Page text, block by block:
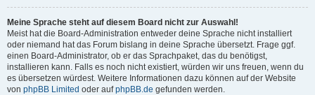
Meine Sprache steht auf diesem Board nicht zur Auswahl!
Meist hat die Board-Administration entweder deine Sprache nicht installiert
oder niemand hat das Forum bislang in deine Sprache übersetzt. Frage ggf.
einen Board-Administrator, ob er das Sprachpaket, das du benötigst,
installieren kann. Falls es noch nicht existiert, würden wir uns freuen, wenn du
es übersetzen würdest. Weitere Informationen dazu können auf der Website
von phpBB Limited oder aufphpBB.de gefunden werden.